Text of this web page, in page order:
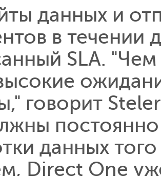
данных и
в течении
SLA.
говорит
постоянно
данных
Direct One